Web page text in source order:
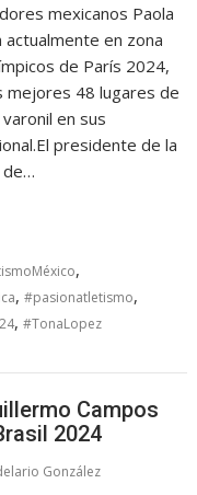
mexicanos Paola
en zona
de París 2024,
mejores 48 lugares de
en sus
presidente de la
de…
,
,#pasionatletismo,
,#TonaLopez
Campos
2024
González